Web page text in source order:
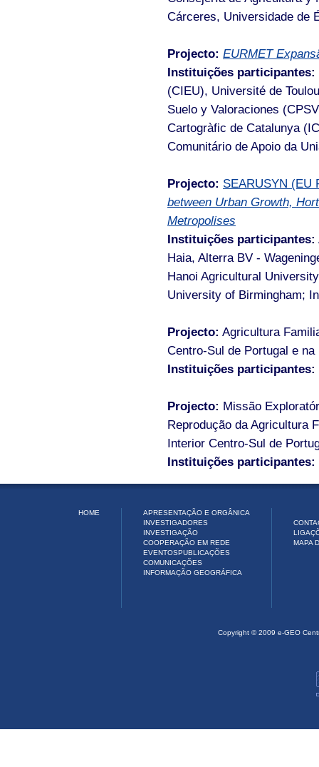
Cárceres, Universidade de
Projecto: EURMET
Instituições participantes:
(CIEU), Université de
Suelo y Valoraciones
Cartogràfic de Catalunya
Comunitário de Apoio da
Projecto: SEARUSYN (EU
between Urban Growth,
Metropolises
Instituições participantes:
Haia, Alterra BV -
Hanoi Agricultural
University of Birmingham;
Projecto: Agricultura
Centro-Sul de Portugal e
Instituições participantes:
Projecto: Missão
Reprodução da Agricultura
Interior Centro-Sul de
Instituições participantes:
HOME
APRESENTAÇÃO E ORGÂNICA
INVESTIGADORES
INVESTIGAÇÃO
COOPERAÇÃO EM REDE
EVENTOSPUBLICAÇÕES
COMUNICAÇÕES
INFORMAÇÃO GEOGRÁFICA
MAPA
Copyright © 2009 e-GEO